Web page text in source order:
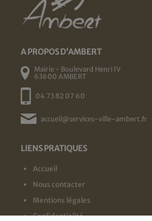
A PROPOS D'AMBERT
Mairie - Boulevard Henri IV
63600 AMBERT
04 73 82 07 60
accueil@services-ville-ambert.fr
LIENS PRATIQUES
Accueil
Nous contacter
Mentions légales
Confidentialité